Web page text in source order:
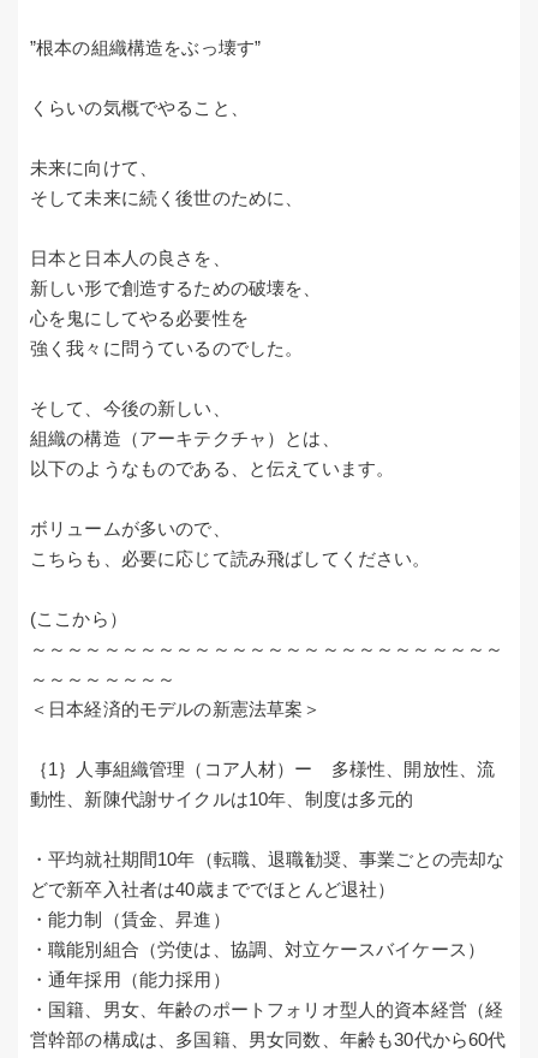
”根本の組織構造をぶっ壊す”
くらいの気概でやること、
未来に向けて、
そして未来に続く後世のために、
日本と日本人の良さを、
新しい形で創造するための破壊を、
心を鬼にしてやる必要性を
強く我々に問うているのでした。
そして、今後の新しい、
組織の構造（アーキテクチャ）とは、
以下のようなものである、と伝えています。
ボリュームが多いので、
こちらも、必要に応じて読み飛ばしてください。
(ここから）
～～～～～～～～～～～～～～～～～～～～～～～～～～
～～～～～～～～
＜日本経済的モデルの新憲法草案＞
｛1｝人事組織管理（コア人材）ー 多様性、開放性、流
動性、新陳代謝サイクルは10年、制度は多元的
・平均就社期間10年（転職、退職勧奨、事業ごとの売却な
どで新卒入社者は40歳まででほとんど退社）
・能力制（賃金、昇進）
・職能別組合（労使は、協調、対立ケースバイケース）
・通年採用（能力採用）
・国籍、男女、年齢のポートフォリオ型人的資本経営（経
営幹部の構成は、多国籍、男女同数、年齢も30代から60代